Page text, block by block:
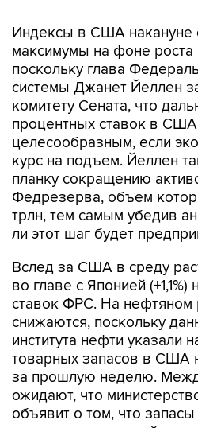
поскольку глава
системы Джанет Йеллен
комитету Сената, что
процентных ставок в
целесообразным, если
курс на подъем. Йеллен
планку сокращению
Федрезерва, объем
трлн, тем самым убедив
ли этот шаг будет
Вслед за США в среду
ставок ФРС. На нефтяном
снижаются, поскольку
института нефти указали
товарных запасов в США
за прошлую неделю.
ожидают, что
объявит о том, что
выросли на прошлой
подряд, подъем составил